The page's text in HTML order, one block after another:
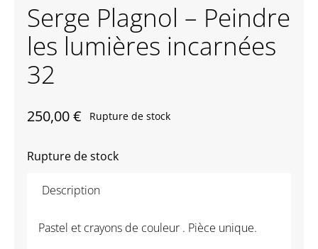
Serge Plagnol – Peindre
les lumières incarnées
32
250,00€ Rupture de stock
Rupture de stock
Description
Pastel et crayons de couleur . Pièce unique.